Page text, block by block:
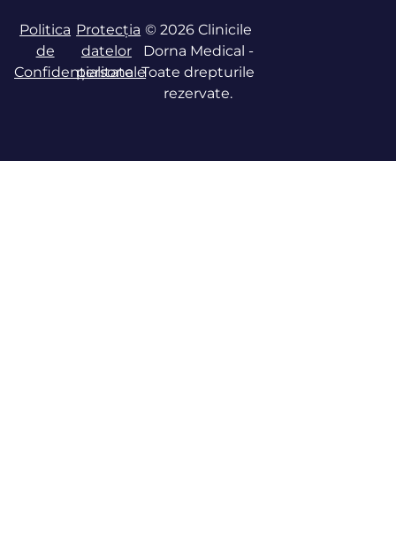
Politica
de
Confidențialitate
Protecția
datelor
personale
© 2026 Clinicile
Dorna Medical -
Toate drepturile
rezervate.